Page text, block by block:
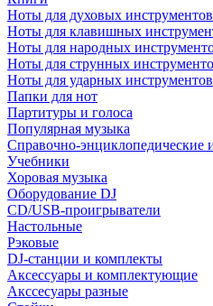
Ноты для духовых инструментов
Ноты для клавишных
Ноты для народных
Ноты для струнных
Ноты для ударных инструментов
Папки для нот
Партитуры и голоса
Популярная музыка
Справочно-энциклопедические
Учебники
Хоровая музыка
Оборудование DJ
CD/USB-проигрыватели
Настольные
Рэковые
DJ-станции и комплекты
Аксессуары и комплектующие
Акссесуары разные